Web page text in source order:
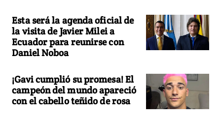
Esta será la agenda oficial de
la visita de Javier Milei a
Ecuador para reunirse con
Daniel Noboa
¡Gavi cumplió su promesa! El
campeón del mundo apareció
con el cabello teñido de rosa